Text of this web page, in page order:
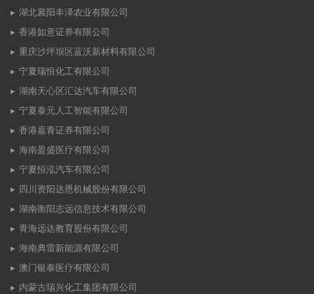
湖北襄阳丰泽农业有限公司
香港如意证券有限公司
重庆沙坪坝区蓝沃新材料有限公司
宁夏瑞恒化工有限公司
湖南天心区汇达汽车有限公司
宁夏泰元人工智能有限公司
香港嘉青证券有限公司
海南盈盛医疗有限公司
宁夏恒泓汽车有限公司
四川资阳达恩机械股份有限公司
湖南衡阳志远信息技术有限公司
青海远达教育股份有限公司
海南典雷新能源有限公司
澳门银泰医疗有限公司
内蒙古瑞兴化工集团有限公司